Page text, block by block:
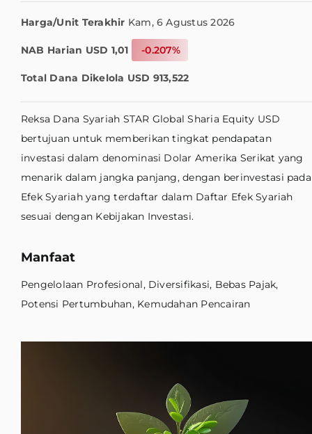
Harga/Unit Terakhir Kam, 6 Agustus 2026
NAB Harian USD 1,01 -0.207%
Total Dana Dikelola USD 913,522
Reksa Dana Syariah STAR Global Sharia Equity USD
bertujuan untuk memberikan tingkat pendapatan
investasi dalam denominasi Dolar Amerika Serikat yang
menarik dalam jangka panjang, dengan berinvestasi pada
Efek Syariah yang terdaftar dalam Daftar Efek Syariah
sesuai dengan Kebijakan Investasi.
Manfaat
Pengelolaan Profesional, Diversifikasi, Bebas Pajak,
Potensi Pertumbuhan, Kemudahan Pencairan